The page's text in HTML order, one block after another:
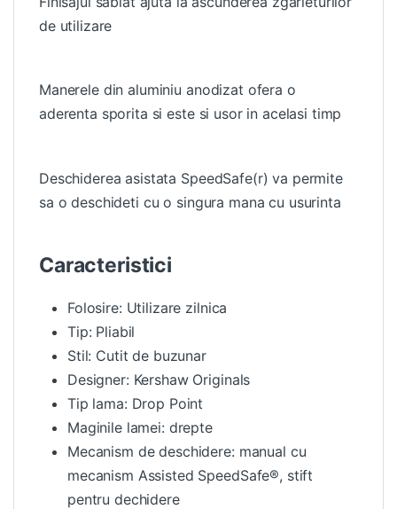
de utilizare
Manerele din aluminiu anodizat ofera o
aderenta sporita si este si usor in acelasi timp
Deschiderea asistata SpeedSafe(r) va permite
sa o deschideti cu o singura mana cu usurinta
Caracteristici
Folosire: Utilizare zilnica
Tip: Pliabil
Stil: Cutit de buzunar
Designer: Kershaw Originals
Tip lama: Drop Point
Maginile lamei: drepte
Mecanism de deschidere: manual cu
mecanism Assisted SpeedSafe®, stift
pentru dechidere